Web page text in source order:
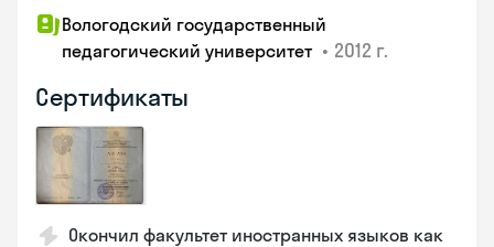
Вологодский государственный
педагогический университет • 2012 г.
Сертификаты
Окончил факультет иностранных языков как